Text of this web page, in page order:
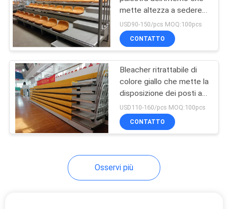
Conferenza Hall
Chair With Desk
sedie di scrittorio
12
mette altezza a sedere
trafilata a freddo di fila di
280mm
USD90-150/pcs MOQ:100pcs
CONTATTO
Bleacher ritrattabile di
colore giallo che mette la
disposizione dei posti a
sedere a sedere a file
ritrattabile di anti
slittamento
USD110-160/pcs MOQ:100pcs
CONTATTO
Osservi più